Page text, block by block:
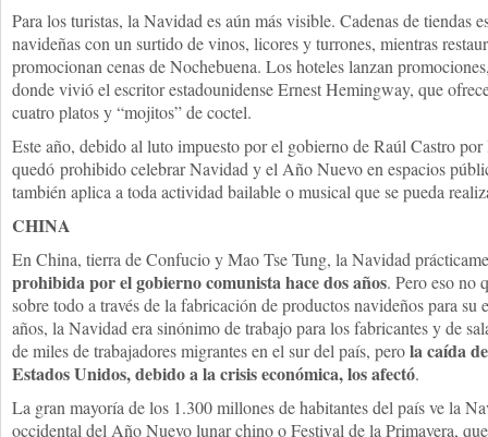
Para los turistas, la Navidad es aún más visible. Cadenas de tiendas
navideñas con un surtido de vinos, licores y turrones, mientras
promocionan cenas de Nochebuena. Los hoteles lanzan
donde vivió el escritor estadounidense Ernest Hemingway, que
cuatro platos y “mojitos” de coctel.
Este año, debido al luto impuesto por el gobierno de Raúl Castro por
quedó prohibido celebrar Navidad y el Año Nuevo en espacios
también aplica a toda actividad bailable o musical que se pueda
CHINA
En China, tierra de Confucio y Mao Tse Tung, la Navidad
prohibida por el gobierno comunista hace dosaños. Pero eso no
sobre todo a través de la fabricación de productos navideños para su
años, la Navidad era sinónimo de trabajo para los fabricantes y de
de miles de trabajadores migrantes en el sur del país, perola caída
Estados Unidos, debido a la crisis económica, los afectó.
La gran mayoría de los 1.300 millones de habitantes del país ve la
occidental del Año Nuevo lunar chino o Festival de la Primavera,